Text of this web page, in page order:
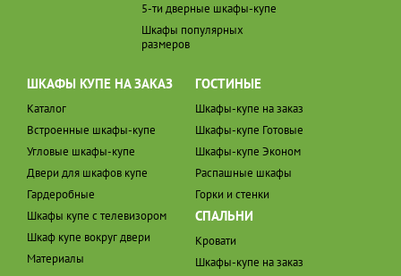
5-ти дверные шкафы-купе
Шкафы популярных
размеров
ШКАФЫ КУПЕ НА ЗАКАЗ
Каталог
Встроенные шкафы-купе
Угловые шкафы-купе
Двери для шкафов купе
Гардеробные
Шкафы купе с телевизором
Шкаф купе вокруг двери
Материалы
ГОСТИНЫЕ
Шкафы-купе на заказ
Шкафы-купе Готовые
Шкафы-купе Эконом
Распашные шкафы
Горки и стенки
СПАЛЬНИ
Кровати
Шкафы-купе на заказ